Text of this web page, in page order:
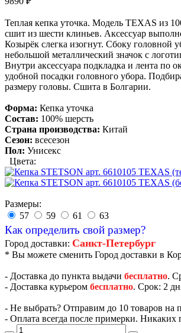
Теплая кепка уточка. Модель TEXAS из
сшит из шести клиньев. Аксессуар
Козырёк слегка изогнут. Сбоку головной
небольшой металлический значок с
Внутри аксессуара подкладка и лента по
удобной посадки головного убора.
размеру головы. Сшита в Болгарии.
Форма: Кепка уточка
Состав: 100% шерсть
Страна производства: Китай
Сезон: всесезон
Пол: Унисекс
Цвета:
Размеры:
57
59 61 63
Как определить свой размер?
Город доставки: Санкт-Петербург
* Вы можете сменить Город доставки в
- Доставка до пункта выдачи бесплатно.
- Доставка курьером бесплатно. Срок: 2
- Не выбрать? Отправим до 10 товаров на
- Оплата всегда после примерки. Никаких